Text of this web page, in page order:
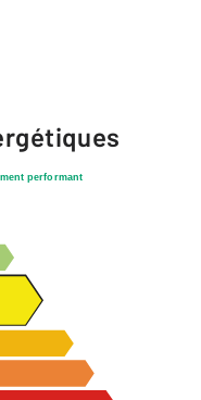
performant